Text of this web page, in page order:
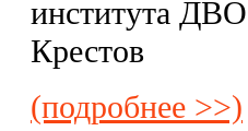
института
Крестов
(подробнее >>)